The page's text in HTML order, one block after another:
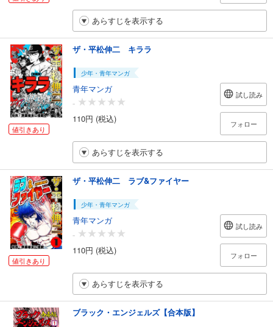
あらすじを表示する
値引きあり
ザ・平松伸二 キララ
少年・青年マンガ
青年マンガ
-
110円 (税込)
試し読み
フォロー
あらすじを表示する
値引きあり
ザ・平松伸二 ラブ&ファイヤー
少年・青年マンガ
青年マンガ
-
110円 (税込)
試し読み
フォロー
あらすじを表示する
ブラック・エンジェルズ【合本版】